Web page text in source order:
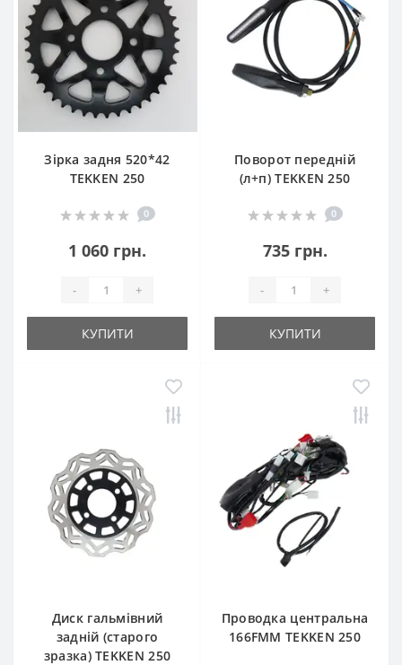
Зірка задня 520*42
TEKKEN 250
0
1 060 грн.
- +
КУПИТИ
Поворот передній
(л+п) TEKKEN 250
0
735 грн.
- +
КУПИТИ
Диск гальмівний
задній (старого
зразка) TEKKEN 250
Проводка центральна
166FMM TEKKEN 250